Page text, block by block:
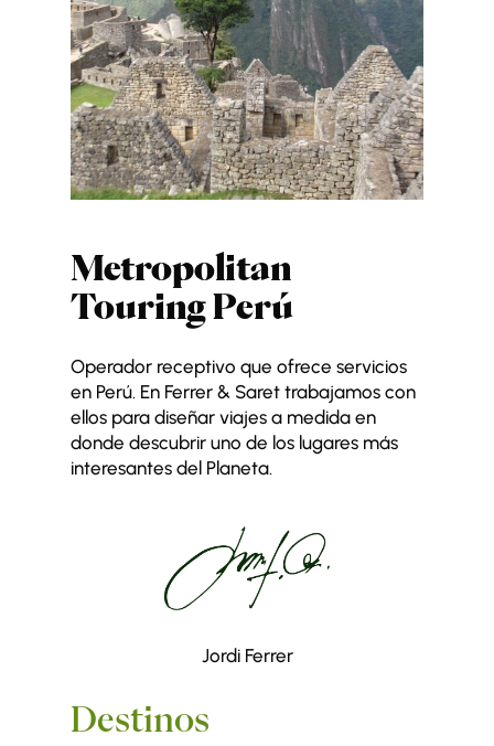
Metropolitan
Touring Perú
Operador receptivo que ofrece servicios
en Perú. En Ferrer & Saret trabajamos con
ellos para diseñar viajes a medida en
donde descubrir uno de los lugares más
interesantes del Planeta.
Jordi Ferrer
Destinos